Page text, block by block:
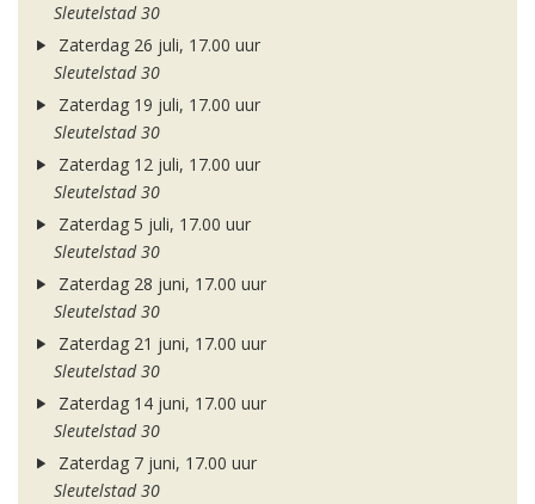
Sleutelstad 30
Zaterdag 26 juli, 17.00 uur
Sleutelstad 30
Zaterdag 19 juli, 17.00 uur
Sleutelstad 30
Zaterdag 12 juli, 17.00 uur
Sleutelstad 30
Zaterdag 5 juli, 17.00 uur
Sleutelstad 30
Zaterdag 28 juni, 17.00 uur
Sleutelstad 30
Zaterdag 21 juni, 17.00 uur
Sleutelstad 30
Zaterdag 14 juni, 17.00 uur
Sleutelstad 30
Zaterdag 7 juni, 17.00 uur
Sleutelstad 30